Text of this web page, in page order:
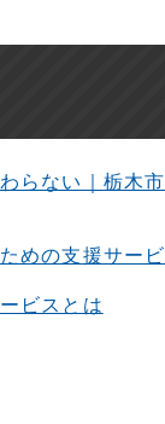
らない｜栃木市
めの支援サービ
ビスとは